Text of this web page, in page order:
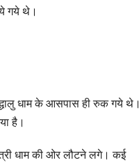
गये थे।
धाम के आसपास ही रुक गये थे।
है।
धाम की ओर लौटने लगे। कई